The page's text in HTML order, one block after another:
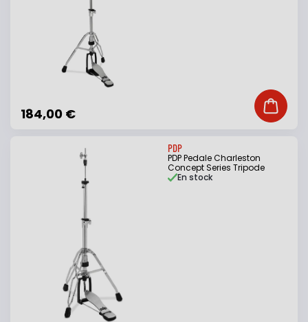
184,00 € Ajouter
PDP
PDP Pedale Charleston
Concept Series Tripode
En stock